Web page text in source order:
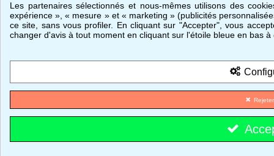
Les partenaires sélectionnés et nous-mêmes utilisons des
expérience », « mesure » et « marketing » (publicités
ce site, sans vous profiler. En cliquant sur "Accepter", vous
changer d'avis à tout moment en cliquant sur l'étoile bleue en bas
Rejeter